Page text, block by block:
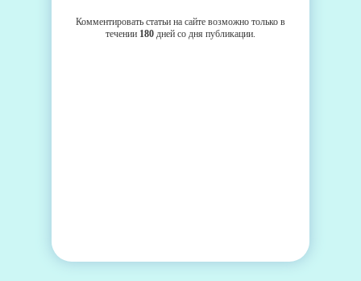
Комментировать статьи на сайте возможно только в
течении 180 дней со дня публикации.